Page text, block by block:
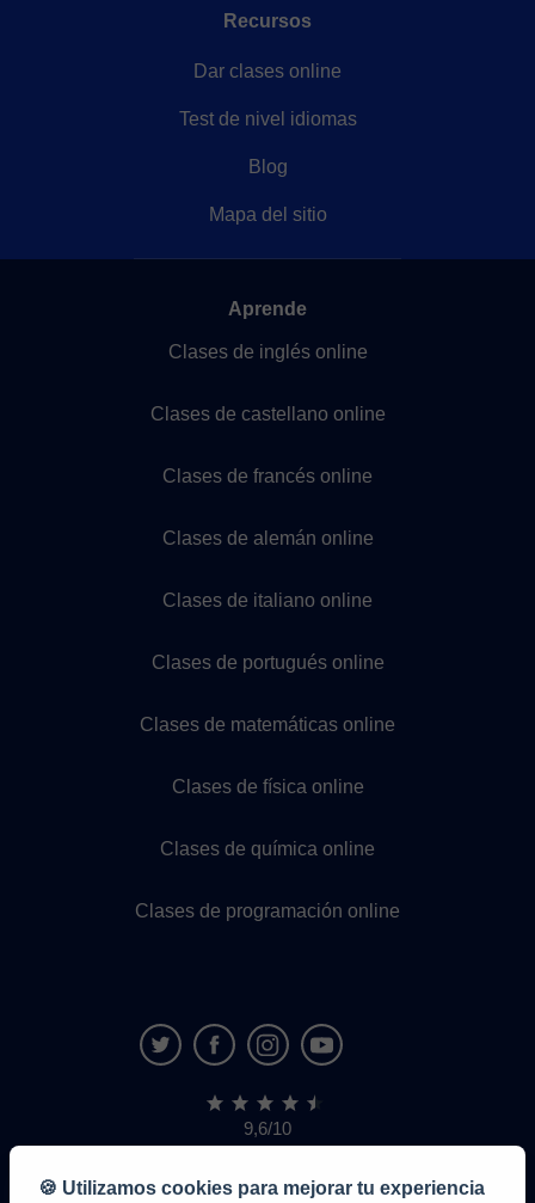
Recursos
Dar clases online
Test de nivel idiomas
Blog
Mapa del sitio
Aprende
Clases de inglés online
Clases de castellano online
Clases de francés online
Clases de alemán online
Clases de italiano online
Clases de portugués online
Clases de matemáticas online
Clases de física online
Clases de química online
Clases de programación online
9,6/10
1,339,284
de
🍪 Utilizamos cookies para mejorar tu experiencia